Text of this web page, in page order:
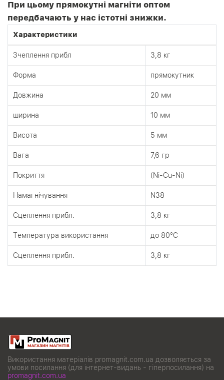
При цьому прямокутні магніти оптом
передбачають у нас істотні знижки.
Характеристики
Зчеплення прибл 3,8 кг
Форма прямокутник
Довжина 20 мм
ширина 10 мм
Висота 5 мм
Вага 7,6 гр
Покриття (Ni-Cu-Ni)
Намагнічування N38
Сцеплення прибл. 3,8 кг
Tемпература використання до 80°C
Сцеплення прибл. 3,8 кг
Використання матеріалів promagnit.com.ua дозволяється за
умови посилання (для інтернет-видань - гіперпосилання) на
promagnit.com.ua